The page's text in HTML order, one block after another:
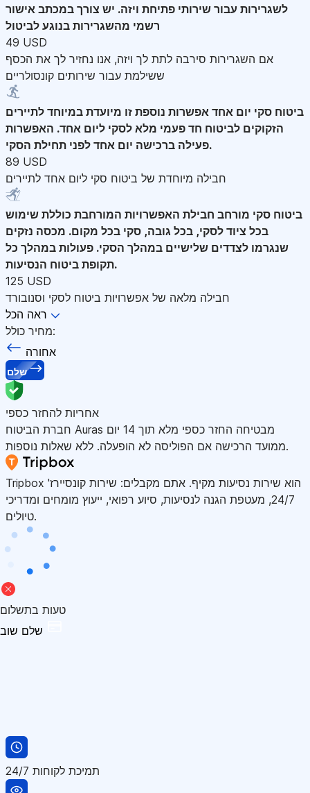
לשגרירות עבור שירותי פתיחת ויזה. יש צורך במכתב אישור
רשמי מהשגרירות בנוגע לביטול
49 USD
אם השגרירות סירבה לתת לך ויזה, אנו נחזיר לך את הכסף
ששילמת עבור שירותים קונסולריים
ביטוח סקי יום אחד אפשרות נוספת זו מיועדת במיוחד לתיירים
הזקוקים לביטוח חד פעמי מלא לסקי ליום אחד. האפשרות
פעילה ברכישה יום אחד לפני תחילת הסקי.
89 USD
חבילה מיוחדת של ביטוח סקי ליום אחד לתיירים
ביטוח סקי מורחב חבילת האפשרויות המורחבת כוללת שימוש
בכל ציוד לסקי, בכל גובה, סקי בכל מקום. מכסה נזקים
שנגרמו לצדדים שלישיים במהלך הסקי. פעולות במהלך כל
תקופת ביטוח הנסיעות.
125 USD
חבילה מלאה של אפשרויות ביטוח לסקי וסנובורד
ראה הכל
מחיר כולל:
אחורה
שלם
אחריות להחזר כספי
חברת הביטוח Auras מבטיחה החזר כספי מלא תוך 14 יום
ממועד הרכישה אם הפוליסה לא הופעלה. ללא שאלות נוספות.
Tripbox הוא שירות נסיעות מקיף. אתם מקבלים: שירות קונסיירז'
24/7, מעטפת הגנה לנסיעות, סיוע רפואי, ייעוץ מומחים ומדריכי
טיולים.
טעות בתשלום
תמיכת לקוחות 24/7